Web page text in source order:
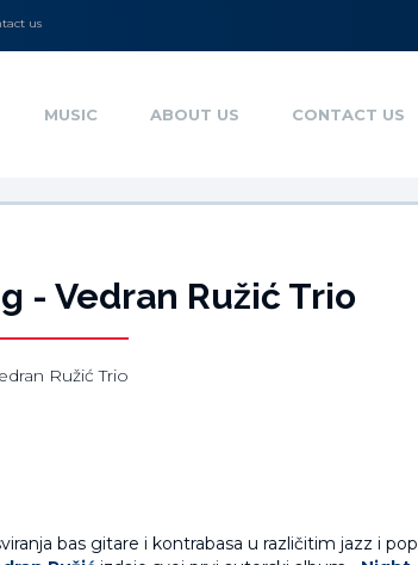
us
MUSIC ABOUT US CONTACT US
- Vedran Ružić Trio
Ružić Trio
bas gitare i kontrabasa u različitim jazz i pop